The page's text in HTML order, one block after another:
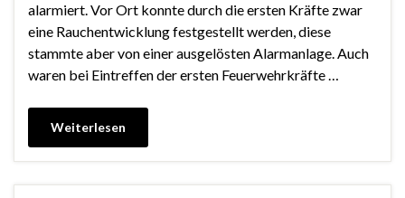
alarmiert. Vor Ort konnte durch die ersten Kräfte zwar
eine Rauchentwicklung festgestellt werden, diese
stammte aber von einer ausgelösten Alarmanlage. Auch
waren bei Eintreffen der ersten Feuerwehrkräfte …
Weiterlesen